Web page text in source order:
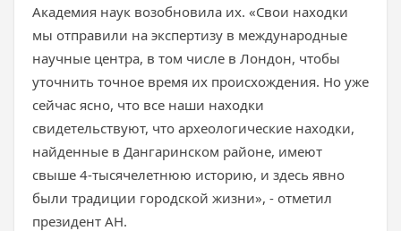
Академия наук возобновила их. «Свои находки
мы отправили на экспертизу в международные
научные центра, в том числе в Лондон, чтобы
уточнить точное время их происхождения. Но уже
сейчас ясно, что все наши находки
свидетельствуют, что археологические находки,
найденные в Дангаринском районе, имеют
свыше 4-тысячелетнюю историю, и здесь явно
были традиции городской жизни», - отметил
президент АН.